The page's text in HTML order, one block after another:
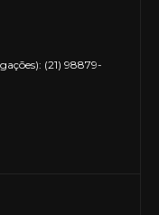
(21) 98879-